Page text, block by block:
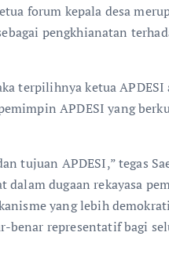
forum kepala desa
pengkhianatan
terpilihnya ketua
APDESI yang
tujuan APDESI,” tegas
dalam dugaan rekayasa
yang lebih
benar representatif bagi